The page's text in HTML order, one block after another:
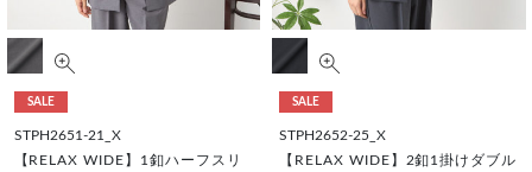
SALE
STPH2651-21_X
【RELAX WIDE】1釦ハーフスリ
SALE
STPH2652-25_X
【RELAX WIDE】2釦1掛けダブル